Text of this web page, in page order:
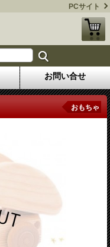
PCサイト
お問い合せ
おもちゃ